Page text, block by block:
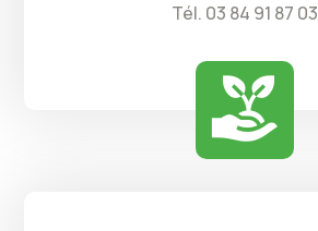
Tél. 03 84 91 87 03